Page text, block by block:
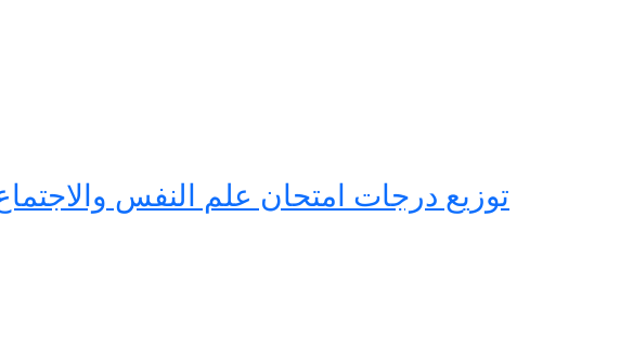
توزيع درجات امتحان علم النفس والاجتماع ثانوية